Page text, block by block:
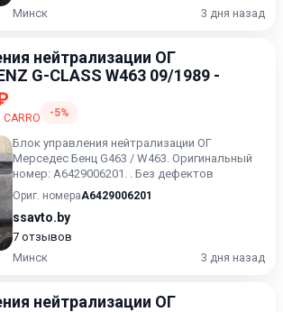
Минск
3 дня назад
нейтрализации ОГ
G-CLASS W463 09/1989 -
-5%
Блок управления нейтрализации ОГ
Мерседес Бенц G463 / W463. Оригинальный
номер: А6429006201. . Без дефектов
Ориг. номераA6429006201
ssavto.by
7 отзывов
Минск
3 дня назад
нейтрализации ОГ